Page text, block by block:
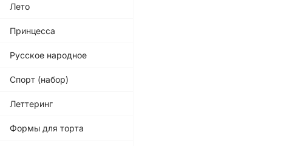
Лето
Принцесса
Русское народное
Спорт (набор)
Леттеринг
Формы для торта